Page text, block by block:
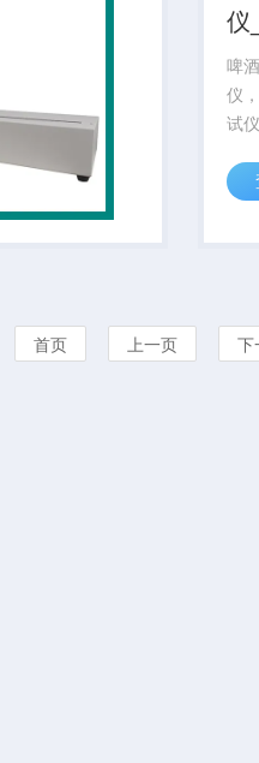
仪
啤
仪
试
的
瓶
首页 上一页 下